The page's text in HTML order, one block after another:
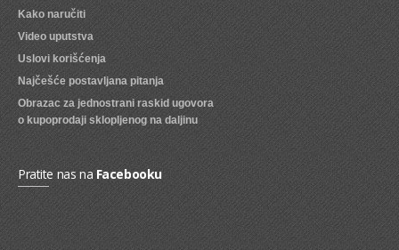
ZVAKE
LIZALICE
COKOLADE
KREMOVI
BOMBONJERE I PRALINE
MALE COKOLADE I BAROVI
KEKSOVI
KEKS STRUDLE
Kako naručiti
Video uputstva
Uslovi korišćenja
Najčešće postavljana pitanja
Obrazac za jednostrani raskid ugovora
o kupoprodaji sklopljenog na daljinu
Pratite nas na Facebooku